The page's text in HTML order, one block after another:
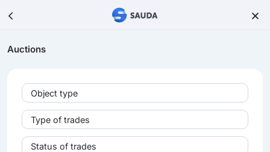
Auctions
Object type
Type of trades
Status of trades